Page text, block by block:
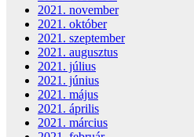
2021. november
2021. október
2021. szeptember
2021. augusztus
2021. július
2021. június
2021. május
2021. április
2021. március